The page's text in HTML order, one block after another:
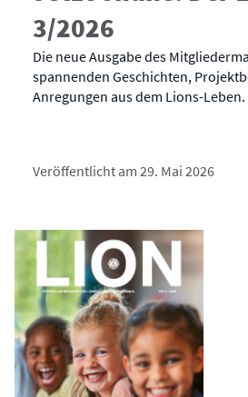
3/2026
Die neue Ausgabe des
spannenden Geschichten,
Anregungen aus dem Lions-Leben.
Veröffentlicht am 29. Mai 2026